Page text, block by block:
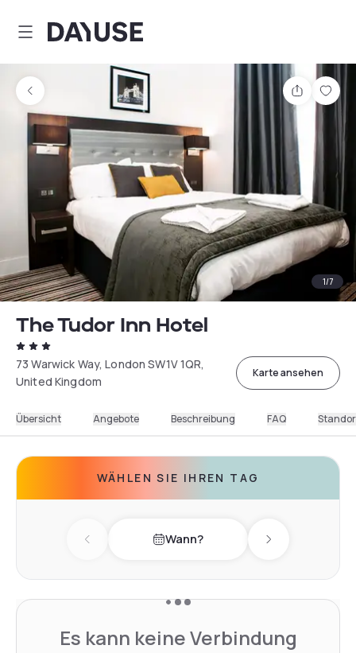
Dayuse
Teilen
1/7
The Tudor Inn Hotel
73 Warwick Way, London SW1V 1QR,
United Kingdom
Karte ansehen
Übersicht Angebote Beschreibung FAQ
WÄHLEN SIE IHREN TAG
Previous day Wann? Next day
Es kann keine Verbindung